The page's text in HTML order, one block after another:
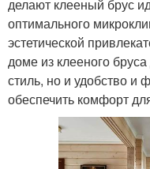
делают клееный брус
оптимального
эстетической
доме из клееного
стиль, но и удобство и
обеспечить комфорт